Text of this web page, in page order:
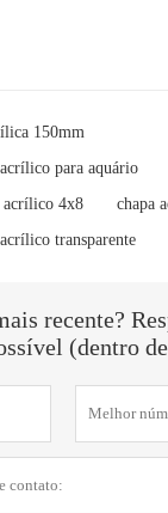
150mm
para aquário
acrílico 4x8
chapa
transparente
recente?
(dentro